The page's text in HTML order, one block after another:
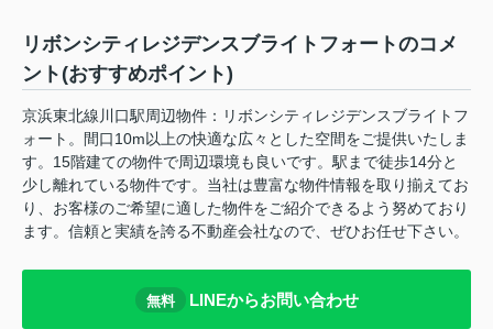
リボンシティレジデンスブライトフォートのコメ
ント(おすすめポイント)
京浜東北線川口駅周辺物件：リボンシティレジデンスブライトフ
ォート。間口10m以上の快適な広々とした空間をご提供いたしま
す。15階建ての物件で周辺環境も良いです。駅まで徒歩14分と
少し離れている物件です。当社は豊富な物件情報を取り揃えてお
り、お客様のご希望に適した物件をご紹介できるよう努めており
ます。信頼と実績を誇る不動産会社なので、ぜひお任せ下さい。
無料 LINEからお問い合わせ